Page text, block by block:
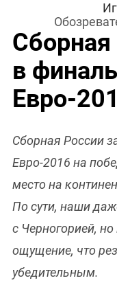
в
Евро-
Сборная России
Евро-2016 на
место на
По сути, наши
с Черногорией,
ощущение, что
убедительным.